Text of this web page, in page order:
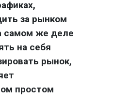
за рынком
самом же деле
на себя
рынок,
простом